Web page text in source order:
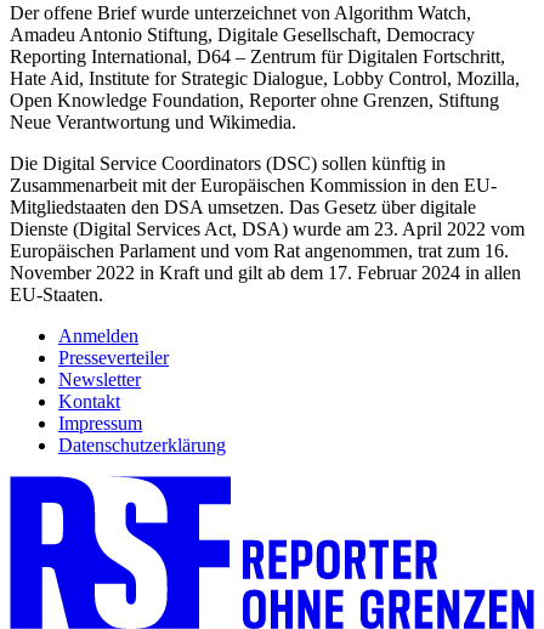
Der offene Brief wurde unterzeichnet von Algorithm Watch,
Amadeu Antonio Stiftung, Digitale Gesellschaft, Democracy
Reporting International, D64 – Zentrum für Digitalen Fortschritt,
Hate Aid, Institute for Strategic Dialogue, Lobby Control, Mozilla,
Open Knowledge Foundation, Reporter ohne Grenzen, Stiftung
Neue Verantwortung und Wikimedia.
Die Digital Service Coordinators (DSC) sollen künftig in
Zusammenarbeit mit der Europäischen Kommission in den EU-
Mitgliedstaaten den DSA umsetzen. Das Gesetz über digitale
Dienste (Digital Services Act, DSA) wurde am 23. April 2022 vom
Europäischen Parlament und vom Rat angenommen, trat zum 16.
November 2022 in Kraft und gilt ab dem 17. Februar 2024 in allen
EU-Staaten.
Anmelden
Presseverteiler
Newsletter
Kontakt
Impressum
Datenschutzerklärung